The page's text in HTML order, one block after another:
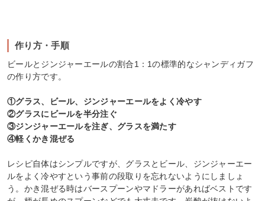
作り方・手順
ビールとジンジャーエールの割合1：1の標準的なシャンディガフ
の作り方です。
①グラス、ビール、ジンジャーエールをよく冷やす
②グラスにビールを半分注ぐ
③ジンジャーエールを注ぎ、グラスを満たす
④軽くかき混ぜる
レシピ自体はシンプルですが、グラスとビール、ジンジャーエー
ルをよく冷やすという事前の段取りを忘れないようにしましょ
う。かき混ぜる時はバースプーンやマドラーがあればベストです